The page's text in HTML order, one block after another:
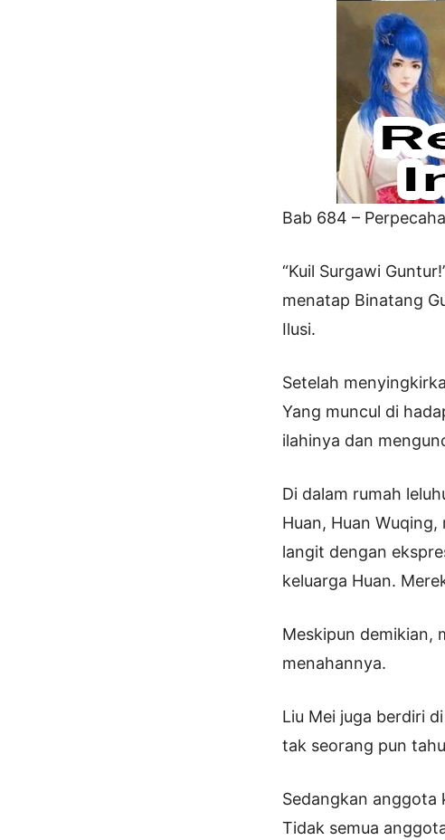
Bab 684 –
“Kuil Surgawi
menatap Binatang
Ilusi.
Setelah
Yang muncul di
ilahinya dan
Di dalam rumah
Huan, Huan
langit dengan
keluarga Huan.
Meskipun demikian,
menahannya.
Liu Mei juga berdiri
tak seorang pun
Sedangkan anggota
Tidak semua